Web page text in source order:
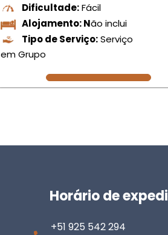
Dificultade:Fácil
Alojamento: Não inclui
Tipo de Serviço:Serviço
em Grupo
Horário de
+51 925 542 294